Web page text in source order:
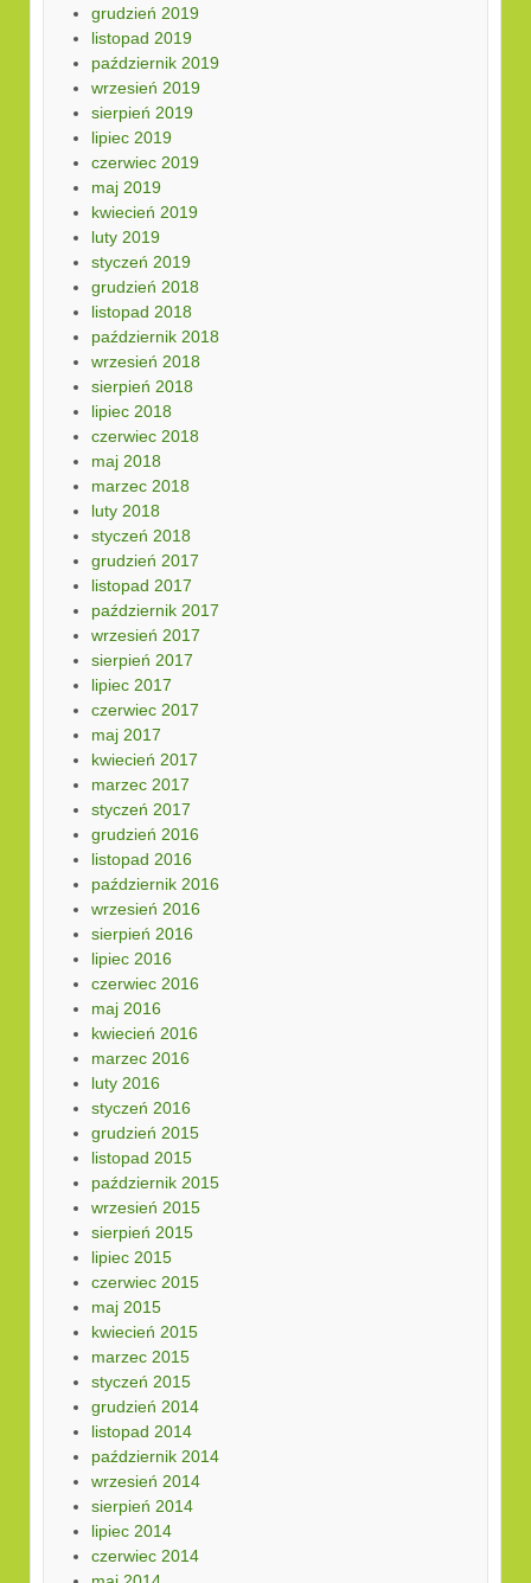
grudzień 2019
listopad 2019
październik 2019
wrzesień 2019
sierpień 2019
lipiec 2019
czerwiec 2019
maj 2019
kwiecień 2019
luty 2019
styczeń 2019
grudzień 2018
listopad 2018
październik 2018
wrzesień 2018
sierpień 2018
lipiec 2018
czerwiec 2018
maj 2018
marzec 2018
luty 2018
styczeń 2018
grudzień 2017
listopad 2017
październik 2017
wrzesień 2017
sierpień 2017
lipiec 2017
czerwiec 2017
maj 2017
kwiecień 2017
marzec 2017
styczeń 2017
grudzień 2016
listopad 2016
październik 2016
wrzesień 2016
sierpień 2016
lipiec 2016
czerwiec 2016
maj 2016
kwiecień 2016
marzec 2016
luty 2016
styczeń 2016
grudzień 2015
listopad 2015
październik 2015
wrzesień 2015
sierpień 2015
lipiec 2015
czerwiec 2015
maj 2015
kwiecień 2015
marzec 2015
styczeń 2015
grudzień 2014
listopad 2014
październik 2014
wrzesień 2014
sierpień 2014
lipiec 2014
czerwiec 2014